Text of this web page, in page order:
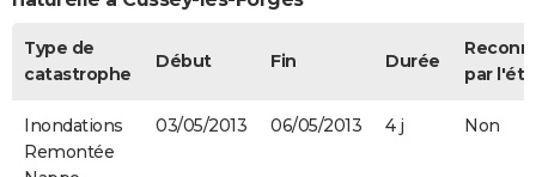
Type de
catastrophe
Début Fin Durée
par
Inondations
Remontée
03/05/2013 06/05/2013 4 j Non